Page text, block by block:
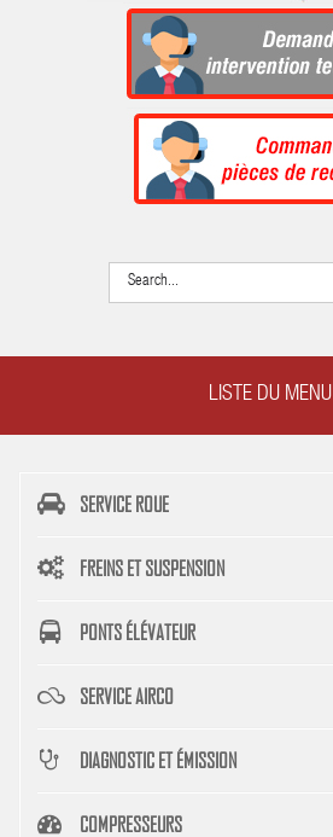
LISTE DU MENU
SERVICE ROUE
FREINS ET SUSPENSION
PONTS ÉLÉVATEUR
SERVICE AIRCO
DIAGNOSTIC ET ÉMISSION
COMPRESSEURS